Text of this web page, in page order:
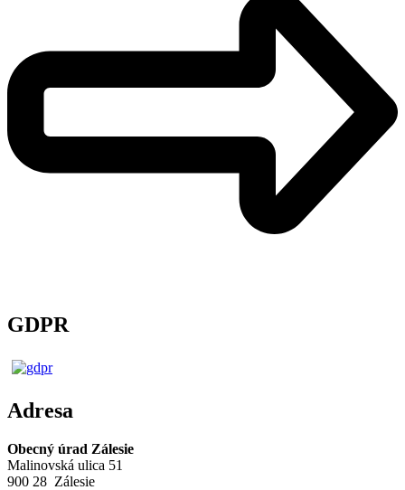
GDPR
Adresa
Obecný úrad Zálesie
Malinovská ulica 51
900 28 Zálesie